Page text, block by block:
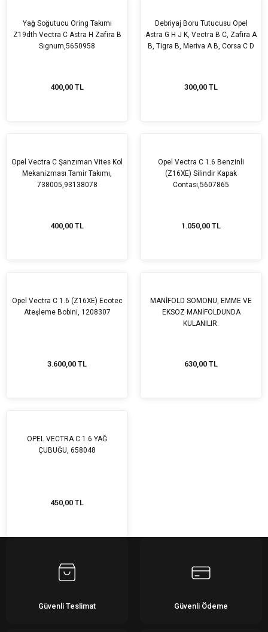
Yağ Soğutucu Oring Takımı
Z19dth Vectra C Astra H Zafira B
Sıgnum,5650958
400,00 TL
Debriyaj Boru Tutucusu Opel
Astra G H J K, Vectra B C, Zafira A
B, Tigra B, Meriva A B, Corsa C D
300,00 TL
Opel Vectra C Şanzıman Vites Kol
Mekanizması Tamir Takımı,
738005,93138078
400,00 TL
Opel Vectra C 1.6 Benzinli
(Z16XE) Silindir Kapak
Contası,5607865
1.050,00 TL
Opel Vectra C 1.6 (Z16XE) Ecotec
Ateşleme Bobini, 1208307
3.600,00 TL
MANİFOLD SOMONU, EMME VE
EKSOZ MANİFOLDUNDA
KULANILIR.
630,00 TL
OPEL VECTRA C 1.6 YAĞ
ÇUBUĞU, 658048
450,00 TL
Güvenli Teslimat Güvenli Ödeme